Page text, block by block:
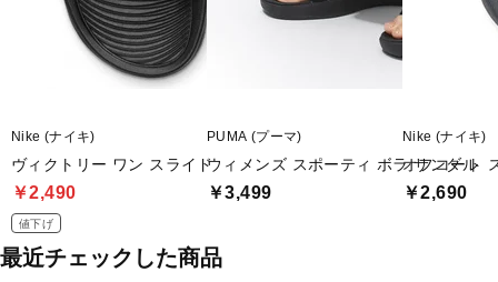
Nike (ナイキ)
ヴィクトリー ワン スライド
￥2,490
値下げ
PUMA (プーマ)
ウィメンズ スポーティ ボラ サンダル
￥3,499
Nike (ナイキ)
オフコート
￥2,690
最近チェックした商品